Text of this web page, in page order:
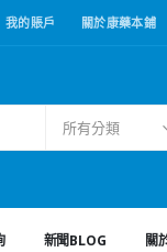
我的賬戶 關於康藥本鋪
所有分類
新聞BLOG 關